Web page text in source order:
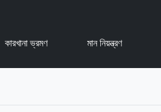
কারখানা ভ্রমণ মান নিয়ন্ত্রণ